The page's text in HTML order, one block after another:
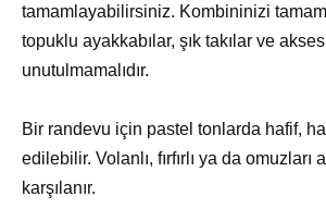
tamamlayabilirsiniz. Kombininizi
topuklu ayakkabılar, şık takılar ve
unutulmamalıdır.
Bir randevu için pastel tonlarda hafif,
edilebilir. Volanlı, fırfırlı ya da omuzları
karşılanır.